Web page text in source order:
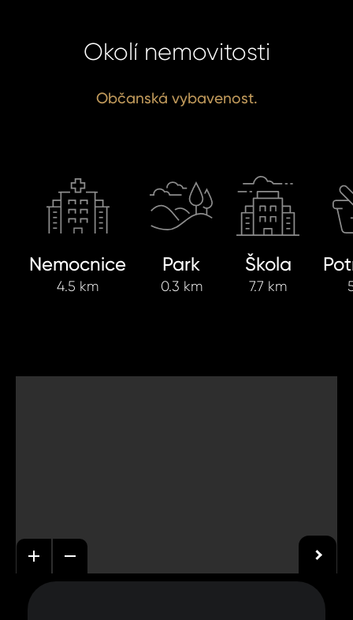
Okolí nemovitosti
Občanská vybavenost.
Nemocnice
4.5 km
Park
0.3 km
Škola
7.7 km